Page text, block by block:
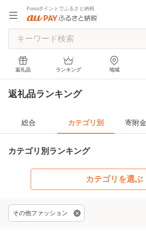
Pontaポイントでふるさと納税
返礼品 ランキング 地域
返礼品ランキング
総合 カテゴリ別 寄附
カテゴリ別ランキング
カテゴリを選ぶ
その他ファッション